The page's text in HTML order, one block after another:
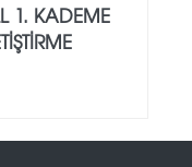
1. KADEME